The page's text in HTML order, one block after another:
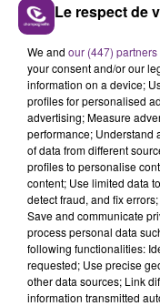
LE MAGASIN
SES PORTES
C'était l'une des
rémois. Le
fermer ses portes.
TITRES
17h03
17h03
Le respect de
We and our (447) partners
your consent and/or our
information on a device;
profiles for personalised
advertising; Measure
performance; Understand
of data from different
profiles to personalise
content; Use limited data
detect fraud, and fix
Save and communicate
process personal data
following functionalities:
requested; Use precise
other data sources; Link
information transmitted